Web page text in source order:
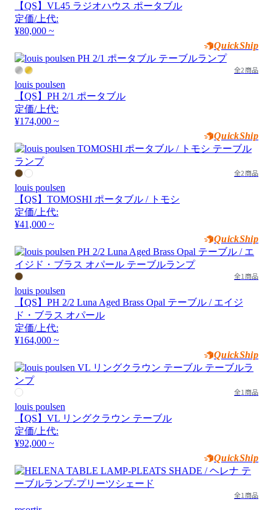
【QS】VL45 ラジオハウス ポータブル
定価/上代:
¥80,000 ~
QuickShip
全2商品
louis poulsen
【QS】PH 2/1 ポータブル
定価/上代:
¥174,000 ~
QuickShip
全2商品
louis poulsen
【QS】TOMOSHI ポータブル / トモシ
定価/上代:
¥41,000 ~
QuickShip
全1商品
louis poulsen
【QS】PH 2/2 Luna Aged Brass Opal テーブル / エイジ
ド・ブラス オパール
定価/上代:
¥164,000 ~
QuickShip
全1商品
louis poulsen
【QS】VL リングクラウン テーブル
定価/上代:
¥92,000 ~
QuickShip
全1商品